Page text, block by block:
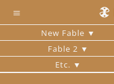
≡
New Fable
Fable 2
Etc.